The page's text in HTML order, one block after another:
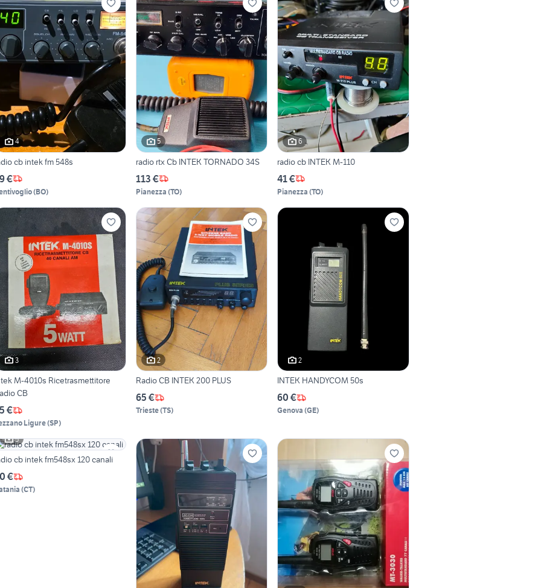
4
cb intek fm 548s
€
(BO)
5
radio rtx Cb INTEK TORNADO 34S
113 €
Pianezza (TO)
6
radio cb INTEK M-110
41 €
Pianezza (TO)
3
M-4010s Ricetrasmettitore
CB
€
Ligure(SP)
2
Radio CB INTEK 200 PLUS
65 €
Trieste(TS)
2
INTEK HANDYCOM 50s
60 €
Genova (GE)
5
radio cb intek fm548sx 120 canali
€
(CT)